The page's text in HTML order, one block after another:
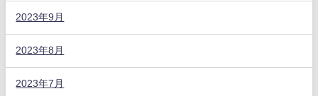
2023年9月
2023年8月
2023年7月